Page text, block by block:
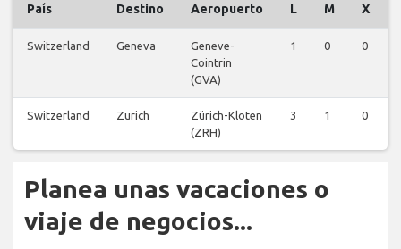
País Destino Aeropuerto L M X
Switzerland Geneva
Geneve-
Cointrin
(GVA)
1 0 0
Switzerland Zurich
Zürich-Kloten
(ZRH)
3 1 0
Planea unas vacaciones o
viaje de negocios...